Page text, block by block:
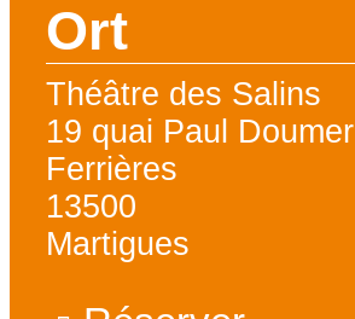
Ort
Théâtre des Salins
19 quai Paul Doumer
Ferrières
13500
Martigues